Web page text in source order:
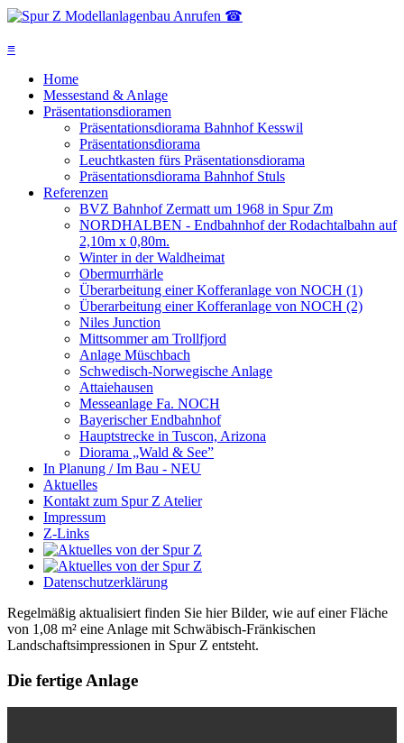
Anrufen ☎
≡
Home
Messestand & Anlage
Präsentationsdioramen
Präsentationsdiorama Bahnhof Kesswil
Präsentationsdiorama
Leuchtkasten fürs Präsentationsdiorama
Präsentationsdiorama Bahnhof Stuls
Referenzen
BVZ Bahnhof Zermatt um 1968 in Spur Zm
NORDHALBEN - Endbahnhof der Rodachtalbahn auf
2,10m x 0,80m.
Winter in der Waldheimat
Obermurrhärle
Überarbeitung einer Kofferanlage von NOCH (1)
Überarbeitung einer Kofferanlage von NOCH (2)
Niles Junction
Mittsommer am Trollfjord
Anlage Müschbach
Schwedisch-Norwegische Anlage
Attaiehausen
Messeanlage Fa. NOCH
Bayerischer Endbahnhof
Hauptstrecke in Tuscon, Arizona
Diorama „Wald & See”
In Planung / Im Bau - NEU
Aktuelles
Kontakt zum Spur Z Atelier
Impressum
Z-Links
Datenschutzerklärung
Regelmäßig aktualisiert finden Sie hier Bilder, wie auf einer Fläche
von 1,08 m² eine Anlage mit Schwäbisch-Fränkischen
Landschaftsimpressionen in Spur Z entsteht.
Die fertige Anlage